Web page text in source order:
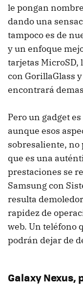
le pongan
dando una
tampoco es de
y un enfoque
tarjetas MicroSD,
con GorillaGlass
encontrará
Pero un gadget
aunque esos
sobresaliente, no
que es una
prestaciones se
Samsung con
resulta
rapidez de
web. Un teléfono
podrán dejar de
Galaxy Nexus,